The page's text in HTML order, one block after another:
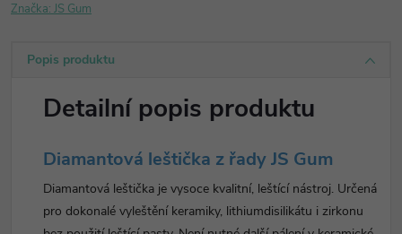
Značka: JS Gum
Popis produktu
Detailní popis produktu
Diamantová leštička z řady JS Gum
Diamantová leštička je vysoce kvalitní, leštící nástroj. Určená
pro dokonalé vyleštění keramiky, lithiumdisilikátu i zirkonu